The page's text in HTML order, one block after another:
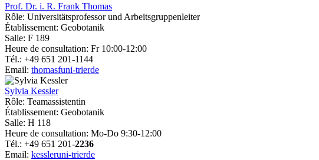
Prof. Dr. i. R. Frank Thomas
Rôle: Universitätsprofessor und Arbeitsgruppenleiter
Établissement: Geobotanik
Salle: F 189
Heure de consultation: Fr 10:00-12:00
Tél.: +49 651 201-1144
Email: thomasfuni-trierde
Sylvia Kessler
Rôle: Teamassistentin
Établissement: Geobotanik
Salle: H 118
Heure de consultation: Mo-Do 9:30-12:00
Tél.: +49 651 201-2236
Email: kessleruni-trierde